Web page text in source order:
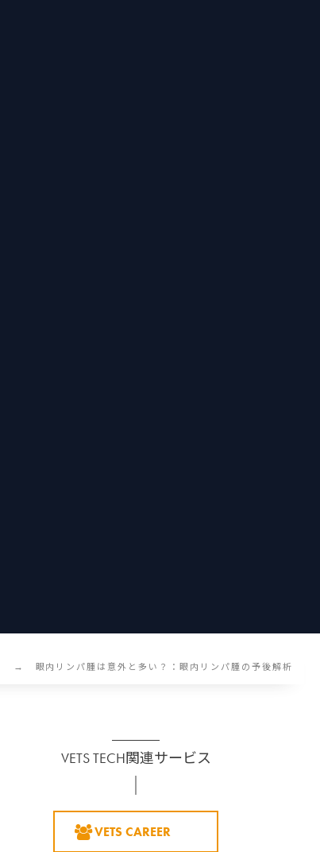
眼内リンパ腫は意外と多い？：眼内リンパ腫の予後解析
VETS TECH関連サービス
VETS CAREER